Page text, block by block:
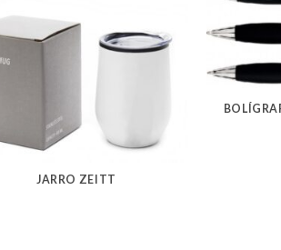
JARRO ZEITT